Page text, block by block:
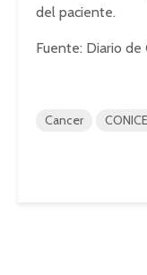
del paciente.
Fuente: Diario de
Cancer